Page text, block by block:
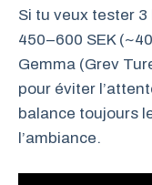
Si tu veux tester
450–600 SEK
Gemma (Grev
pour éviter
balance toujours
l’ambiance.